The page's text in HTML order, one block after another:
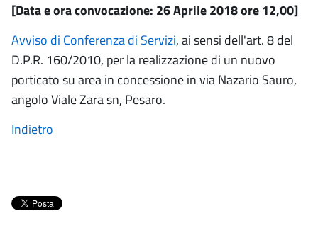
[Data e ora convocazione: 26 Aprile 2018 ore 12,00]
Avviso di Conferenza di Servizi, ai sensi dell'art. 8 del
D.P.R. 160/2010, per la realizzazione di un nuovo
porticato su area in concessione in via Nazario Sauro,
angolo Viale Zara sn, Pesaro.
Indietro